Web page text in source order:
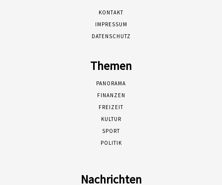
KONTAKT
IMPRESSUM
DATENSCHUTZ
Themen
PANORAMA
FINANZEN
FREIZEIT
KULTUR
SPORT
POLITIK
Nachrichten